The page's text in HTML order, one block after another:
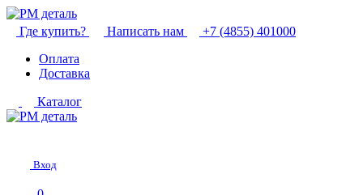
Где купить? Написать нам
+7 (4855) 401000
Оплата
Доставка
Каталог
Вход